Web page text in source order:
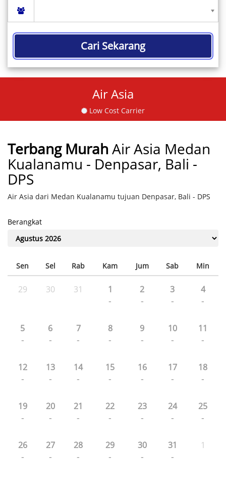
Cari Sekarang
Air Asia
Low Cost Carrier
Terbang MurahAir Asia Medan
Kualanamu - Denpasar, Bali -
DPS
Air Asia dari Medan Kualanamu tujuan Denpasar, Bali - DPS
Berangkat
Sen Sel Rab Kam Jum Sab Min
29 30 31 1
-
2
-
3
-
4
-
5
-
6
-
7
-
8
-
9
-
10
-
11
-
12
-
13
-
14
-
15
-
16
-
17
-
18
-
19
-
20
-
21
-
22
-
23
-
24
-
25
-
26
-
27
-
28
-
29
-
30
-
31
-
1